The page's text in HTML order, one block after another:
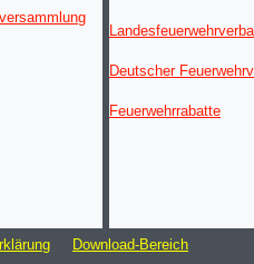
Deutscher
Feuerwehrrabatte
Download-Bereich